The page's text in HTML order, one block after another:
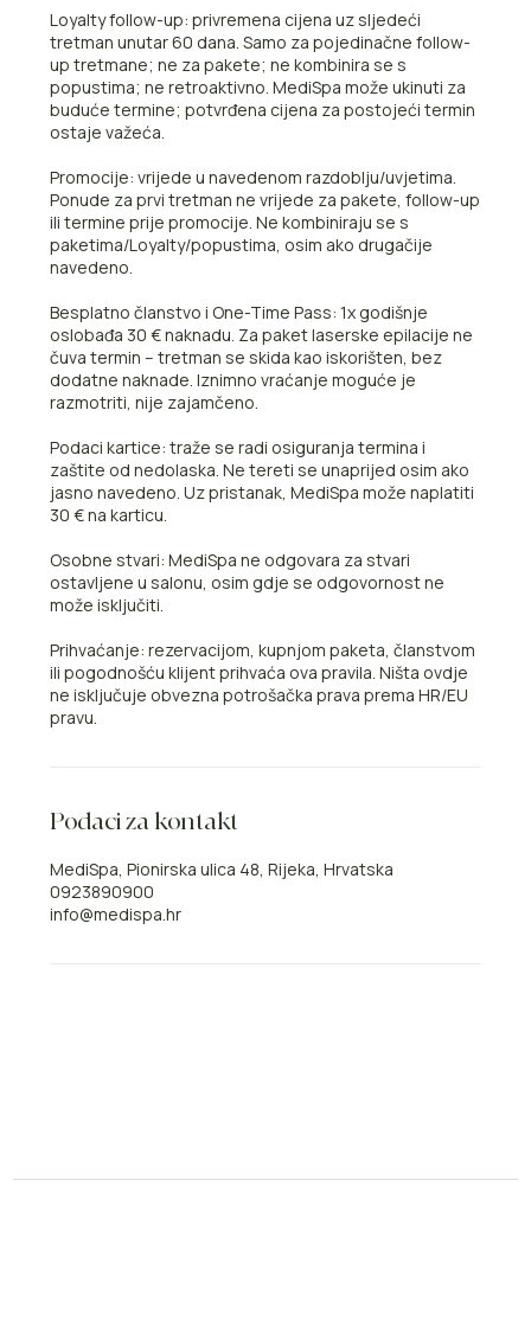
Loyalty follow-up: privremena cijena uz sljedeći
tretman unutar 60 dana. Samo za pojedinačne follow-
up tretmane; ne za pakete; ne kombinira se s
popustima; ne retroaktivno. MediSpa može ukinuti za
buduće termine; potvrđena cijena za postojeći termin
ostaje važeća.
Promocije: vrijede u navedenom razdoblju/uvjetima.
Ponude za prvi tretman ne vrijede za pakete, follow-up
ili termine prije promocije. Ne kombiniraju se s
paketima/Loyalty/popustima, osim ako drugačije
navedeno.
Besplatno članstvo i One-Time Pass: 1x godišnje
oslobađa 30 € naknadu. Za paket laserske epilacije ne
čuva termin – tretman se skida kao iskorišten, bez
dodatne naknade. Iznimno vraćanje moguće je
razmotriti, nije zajamčeno.
Podaci kartice: traže se radi osiguranja termina i
zaštite od nedolaska. Ne tereti se unaprijed osim ako
jasno navedeno. Uz pristanak, MediSpa može naplatiti
30 € na karticu.
Osobne stvari: MediSpa ne odgovara za stvari
ostavljene u salonu, osim gdje se odgovornost ne
može isključiti.
Prihvaćanje: rezervacijom, kupnjom paketa, članstvom
ili pogodnošću klijent prihvaća ova pravila. Ništa ovdje
ne isključuje obvezna potrošačka prava prema HR/EU
pravu.
Podaci za kontakt
MediSpa, Pionirska ulica 48, Rijeka, Hrvatska
0923890900
info@medispa.hr